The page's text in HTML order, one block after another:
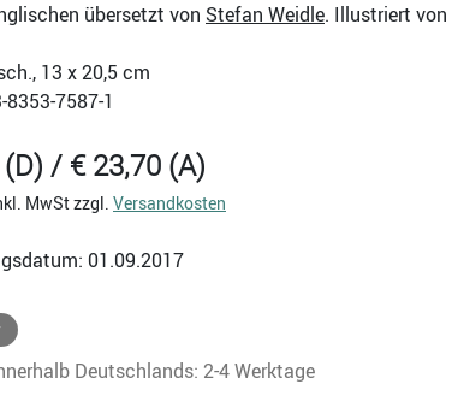
übersetzt von Stefan Weidle. Illustriert von
13 x 20,5 cm
8353-7587-1
/ € 23,70 (A)
MwSt zzgl. Versandkosten
01.09.2017
Deutschlands: 2-4 Werktage